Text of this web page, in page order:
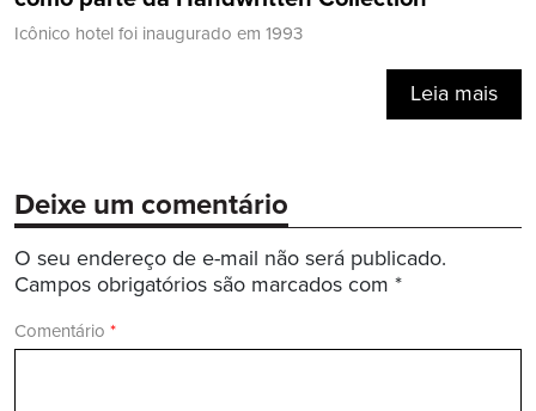
Icônico hotel foi inaugurado em 1993
Leia mais
Deixe um comentário
O seu endereço de e-mail não será publicado.
Campos obrigatórios são marcados com *
Comentário *